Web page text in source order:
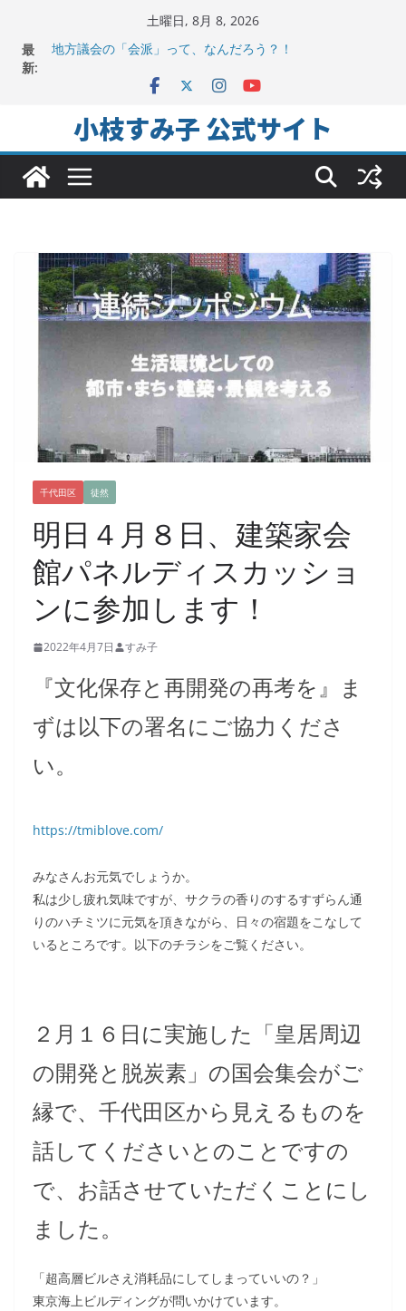
土曜日, 8月 8, 2026
最
新:
地方議会の「会派」って、なんだろう？！
ちよだの声ニュース No,9発信しました！
会」に参加
ヒートアイランド緩和のキーワードは「水と緑と風」
小枝すみ子 公式サイト
千代田区 徒然
明日４月８日、建築家会
館パネルディスカッショ
ンに参加します！
2022年4月7日 すみ子
『文化保存と再開発の再考を』ま
ずは以下の署名にご協力くださ
い。
https://tmiblove.com/
みなさんお元気でしょうか。
私は少し疲れ気味ですが、サクラの香りのするすずらん通
りのハチミツに元気を頂きながら、日々の宿題をこなして
いるところです。以下のチラシをご覧ください。
２月１６日に実施した「皇居周辺
の開発と脱炭素」の国会集会がご
縁で、千代田区から見えるものを
話してくださいとのことですの
で、お話させていただくことにし
ました。
「超高層ビルさえ消耗品にしてしまっていいの？」
東京海上ビルディングが問いかけています。